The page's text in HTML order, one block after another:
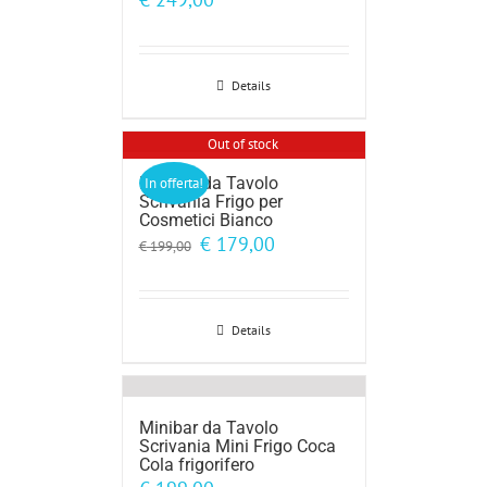
Details
In offerta!
Out of stock
Minibar da Tavolo
Scrivania Frigo per
Cosmetici Bianco
€199,00 Il
€ 199,00.
€179,00Il
Details
Minibar da Tavolo
Scrivania Mini Frigo Coca
Cola frigorifero